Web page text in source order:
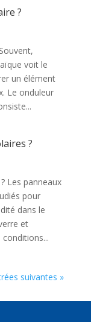
?
voit le
un élément
Le onduleur
?
Les panneaux
pour
dans le
et
suivantes »